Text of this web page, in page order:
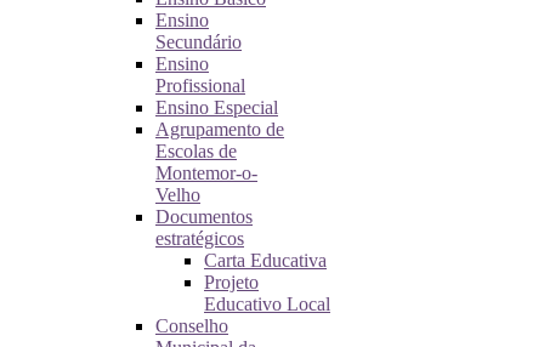
Ensino
Secundário
Ensino
Profissional
Ensino Especial
Agrupamento de
Escolas de
Montemor-o-
Velho
Documentos
estratégicos
Carta Educativa
Projeto
Educativo Local
Conselho